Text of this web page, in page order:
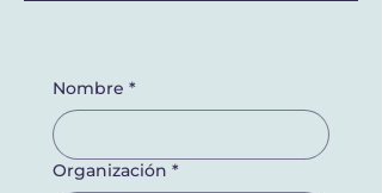
Nombre *
Organización *